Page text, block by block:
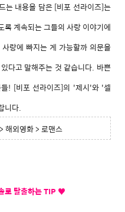
는 내용을 담은 [비포 선라이즈]는
계속되는 그들의 사랑 이야기에
랑에 빠지는 게 가능할까 의문을
다고 말해주는 것 같습니다. 바쁜
! [비포 선라이즈]의 '제시'와 '셀
니다.
해외영화 > 로맨스
로 탈출하는 TIP ♥